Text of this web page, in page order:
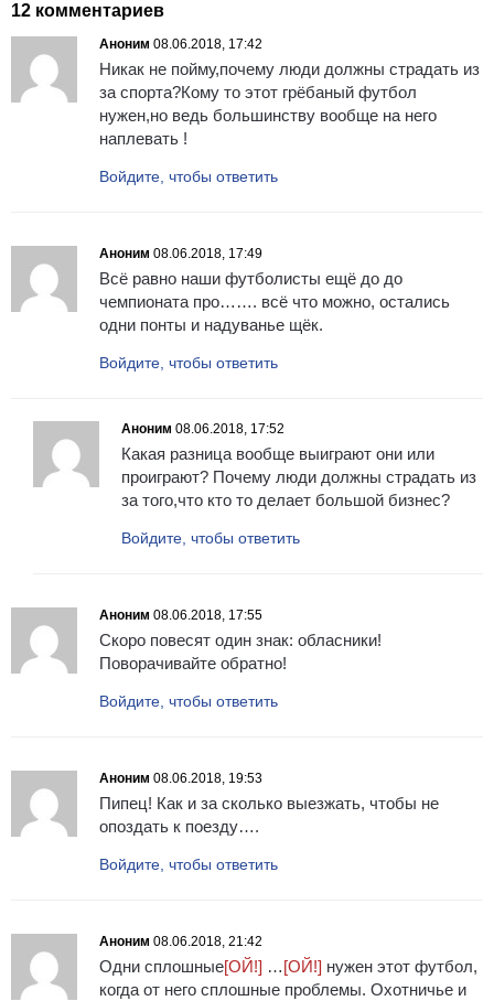
12 комментариев
Аноним 08.06.2018, 17:42
Никак не пойму,почему люди должны страдать из
за спорта?Кому то этот грёбаный футбол
нужен,но ведь большинству вообще на него
наплевать !
Войдите, чтобы ответить
Аноним 08.06.2018, 17:49
Всё равно наши футболисты ещё до до
чемпионата про……. всё что можно, остались
одни понты и надуванье щёк.
Войдите, чтобы ответить
Аноним 08.06.2018, 17:52
Какая разница вообще выиграют они или
проиграют? Почему люди должны страдать из
за того,что кто то делает большой бизнес?
Войдите, чтобы ответить
Аноним 08.06.2018, 17:55
Скоро повесят один знак: обласники!
Поворачивайте обратно!
Войдите, чтобы ответить
Аноним 08.06.2018, 19:53
Пипец! Как и за сколько выезжать, чтобы не
опоздать к поезду….
Войдите, чтобы ответить
Аноним 08.06.2018, 21:42
Одни сплошные[ОЙ!] …[ОЙ!] нужен этот футбол,
когда от него сплошные проблемы. Охотничье и